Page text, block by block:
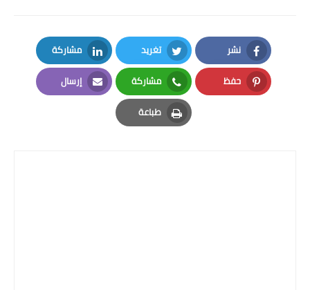
نشر
Facebook
تغريد
Twitter
مشاركة
LinkedIn
حفظ
Pinterest
مشاركة
Whatsapp
إرسال
Email
طباعة
Print